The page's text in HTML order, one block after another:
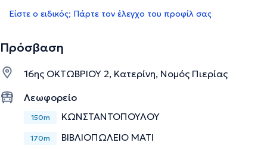
Είστε ο ειδικός; Πάρτε τον έλεγχο του προφίλ σας
Πρόσβαση
16ης ΟΚΤΩΒΡΙΟΥ 2, Κατερίνη, Νομός Πιερίας
Λεωφορείο
150m ΚΩΝΣΤΑΝΤΟΠΟΥΛΟΥ
170m ΒΙΒΛΙΟΠΩΛΕΙΟ ΜΑΤΙ